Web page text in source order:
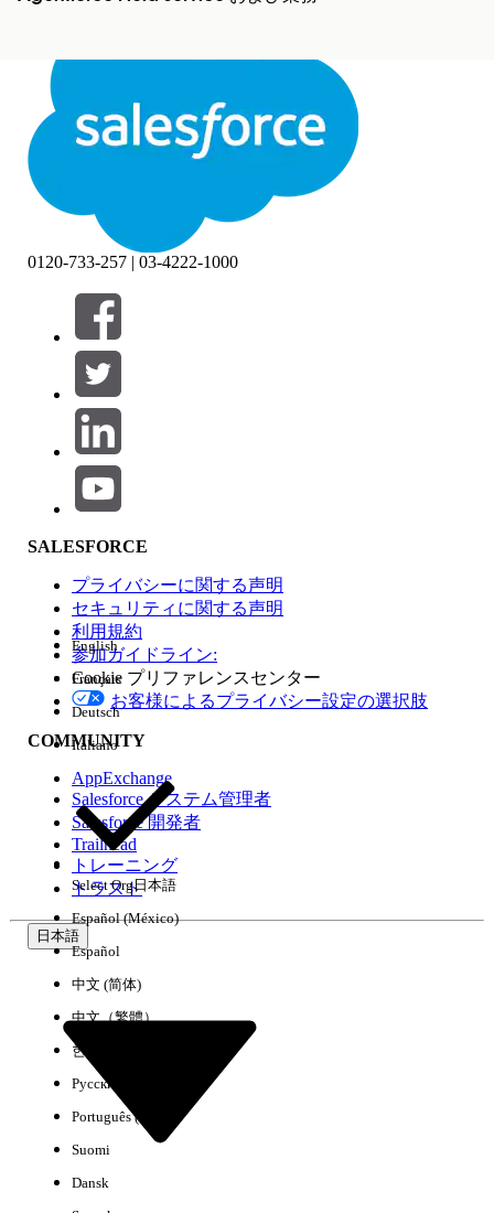
閉じる 閉じる
絞り込み条件 (0)
絞り込み条件を選択
製品エリア
機能の影響
エディション
環境
0120-733-257 | 03-4222-1000
SALESFORCE
プライバシーに関する声明
セキュリティに関する声明
利用規約
参加ガイドライン:
Cookie プリファレンスセンター
お客様によるプライバシー設定の選択肢
COMMUNITY
AppExchange
Salesforce システム管理者
Salesforce 開発者
Trailhead
トレーニング
トラスト
日本語
English
Français
Deutsch
Italiano
Select Org日本語
Español (México)
Español
中文 (简体)
中文（繁體）
한국어
Русский
Português (Brasil)
Suomi
Dansk